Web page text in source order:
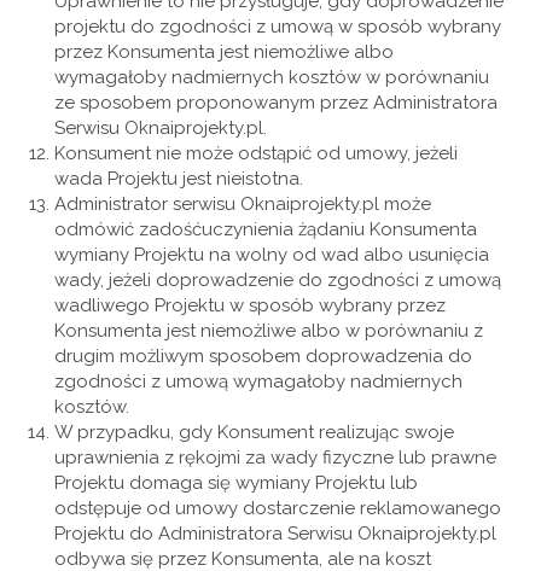
projektu do zgodności z umową w sposób wybrany
przez Konsumenta jest niemożliwe albo
wymagałoby nadmiernych kosztów w porównaniu
ze sposobem proponowanym przez Administratora
Serwisu Oknaiprojekty.pl.
Konsument nie może odstąpić od umowy, jeżeli
wada Projektu jest nieistotna.
Administrator serwisu Oknaiprojekty.pl może
odmówić zadośćuczynienia żądaniu Konsumenta
wymiany Projektu na wolny od wad albo usunięcia
wady, jeżeli doprowadzenie do zgodności z umową
wadliwego Projektu w sposób wybrany przez
Konsumenta jest niemożliwe albo w porównaniu z
drugim możliwym sposobem doprowadzenia do
zgodności z umową wymagałoby nadmiernych
kosztów.
W przypadku, gdy Konsument realizując swoje
uprawnienia z rękojmi za wady fizyczne lub prawne
Projektu domaga się wymiany Projektu lub
odstępuje od umowy dostarczenie reklamowanego
Projektu do Administratora Serwisu Oknaiprojekty.pl
odbywa się przez Konsumenta, ale na koszt